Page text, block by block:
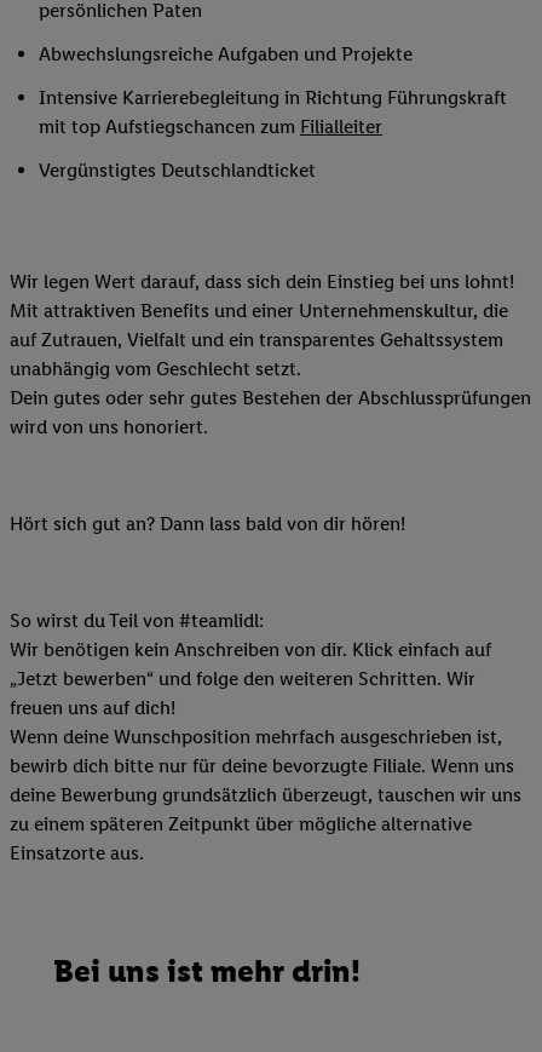
persönlichen Paten
Abwechslungsreiche Aufgaben und Projekte
Intensive Karrierebegleitung in Richtung Führungskraft
mit top Aufstiegschancen zum Filialleiter
Vergünstigtes Deutschlandticket
Wir legen Wert darauf, dass sich dein Einstieg bei uns lohnt!
Mit attraktiven Benefits und einer Unternehmenskultur, die
auf Zutrauen, Vielfalt und ein transparentes Gehaltssystem
unabhängig vom Geschlecht setzt.
Dein gutes oder sehr gutes Bestehen der Abschlussprüfungen
wird von uns honoriert.
Hört sich gut an? Dann lass bald von dir hören!
So wirst du Teil von #teamlidl:
Wir benötigen kein Anschreiben von dir. Klick einfach auf
„Jetzt bewerben“ und folge den weiteren Schritten. Wir
freuen uns auf dich!
Wenn deine Wunschposition mehrfach ausgeschrieben ist,
bewirb dich bitte nur für deine bevorzugte Filiale. Wenn uns
deine Bewerbung grundsätzlich überzeugt, tauschen wir uns
zu einem späteren Zeitpunkt über mögliche alternative
Einsatzorte aus.
Bei uns ist mehr drin!